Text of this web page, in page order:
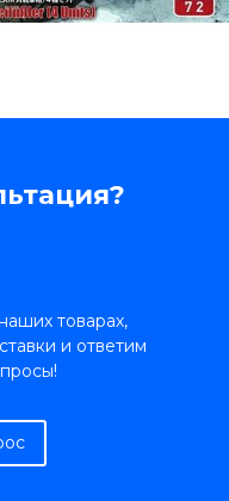
товарах,
и ответим